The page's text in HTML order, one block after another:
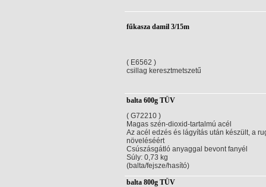
fűkasza damil 3/15m
( E6562 )
csillag keresztmetszetű
balta 600g TÜV
( G72210 )
Magas szén-dioxid-tartalmú acél
Az acél edzés és lágyítás után készült, a
növeléséért
Csúszásgátló anyaggal bevont fanyél
Súly: 0,73 kg
(balta/fejsze/hasító)
balta 800g TÜV